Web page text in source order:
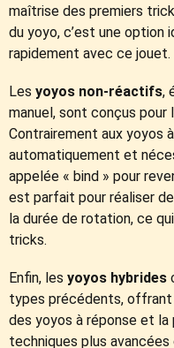
maîtrise des premiers
du yoyo, c’est une option
rapidement avec ce jouet.
Les yoyos non-réactifs,
manuel, sont conçus pour
Contrairement aux yoyos
automatiquement et
appelée « bind » pour
est parfait pour réaliser
la durée de rotation, ce
tricks.
Enfin, les yoyos hybrides
types précédents, offrant
des yoyos à réponse et la
techniques plus